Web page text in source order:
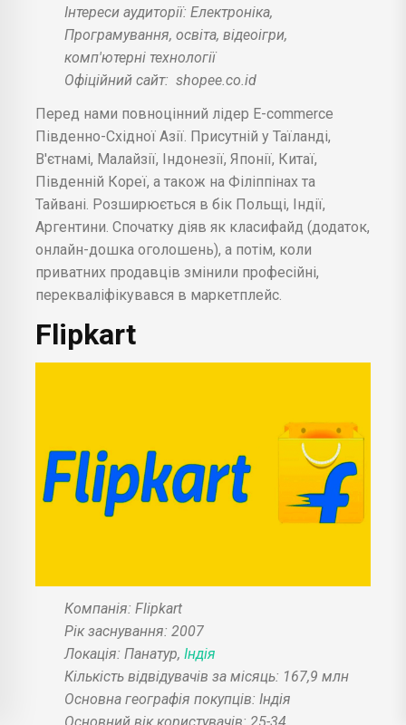
Інтереси аудиторії: Електроніка,
Програмування, освіта, відеоігри,
комп'ютерні технології
Офіційний сайт: shopee.co.id
Перед нами повноцінний лідер E-commerce
Південно-Східної Азії. Присутній у Таїланді,
В'єтнамі, Малайзії, Індонезії, Японії, Китаї,
Південній Кореї, а також на Філіппінах та
Тайвані. Розширюється в бік Польщі, Індії,
Аргентини. Спочатку діяв як класифайд (додаток,
онлайн-дошка оголошень), а потім, коли
приватних продавців змінили професійні,
перекваліфікувався в маркетплейс.
Flipkart
Компанія: Flipkart
Рік заснування: 2007
Локація: Панатур, Індія
Кількість відвідувачів за місяць: 167,9 млн
Основна географія покупців: Індія